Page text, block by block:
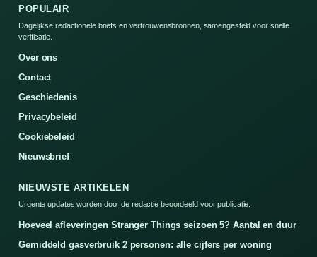
POPULAIR
Dagelijkse redactionele briefs en vertrouwensbronnen, samengesteld voor snelle
verificatie.
Over ons
Contact
Geschiedenis
Privacybeleid
Cookiebeleid
Nieuwsbrief
NIEUWSTE ARTIKELEN
Urgente updates worden door de redactie beoordeeld voor publicatie.
Hoeveel afleveringen Stranger Things seizoen 5? Aantal en duur
Gemiddeld gasverbruik 2 personen: alle cijfers per woning